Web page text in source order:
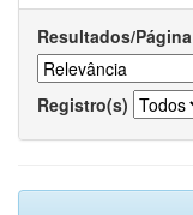
Resultados/Página
Registro(s)